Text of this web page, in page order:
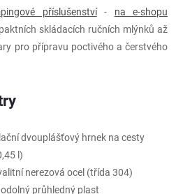
příslušenství- na e-shopu
skládacích ručních mlýnků až
pro přípravu poctivého a čerstvého
dvouplášťový hrnek na cesty
l)
nerezová ocel (třída 304)
odolný průhledný plast